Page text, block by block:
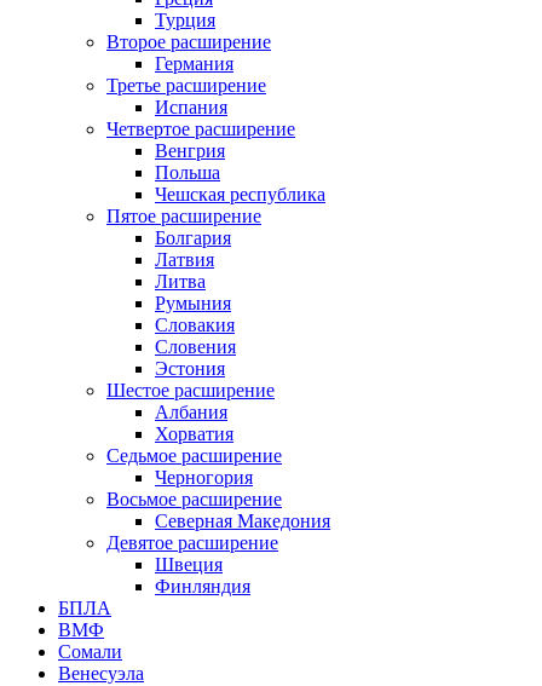
Турция
Второе расширение
Германия
Третье расширение
Испания
Четвертое расширение
Венгрия
Польша
Чешская республика
Пятое расширение
Болгария
Латвия
Литва
Румыния
Словакия
Словения
Эстония
Шестое расширение
Албания
Хорватия
Седьмое расширение
Черногория
Восьмое расширение
Северная Македония
Девятое расширение
Швеция
Финляндия
БПЛА
ВМФ
Сомали
Венесуэла